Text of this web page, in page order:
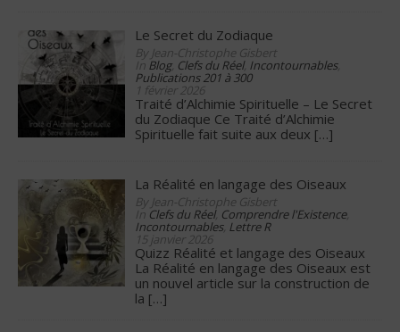
Le Secret du Zodiaque
By Jean-Christophe Gisbert
In Blog, Clefs du Réel, Incontournables,
Publications 201 à 300
1 février 2026
Traité d’Alchimie Spirituelle – Le Secret
du Zodiaque Ce Traité d’Alchimie
Spirituelle fait suite aux deux […]
La Réalité en langage des Oiseaux
By Jean-Christophe Gisbert
In Clefs du Réel, Comprendre l'Existence,
Incontournables, Lettre R
15 janvier 2026
Quizz Réalité et langage des Oiseaux
La Réalité en langage des Oiseaux est
un nouvel article sur la construction de
la […]